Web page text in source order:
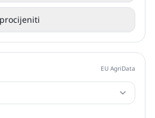
EU AgriData